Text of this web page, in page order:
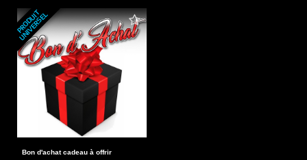
P
R
O
D
U
I
T
U
N
I
V
E
R
S
E
L
Bon d'achat cadeau à offrir